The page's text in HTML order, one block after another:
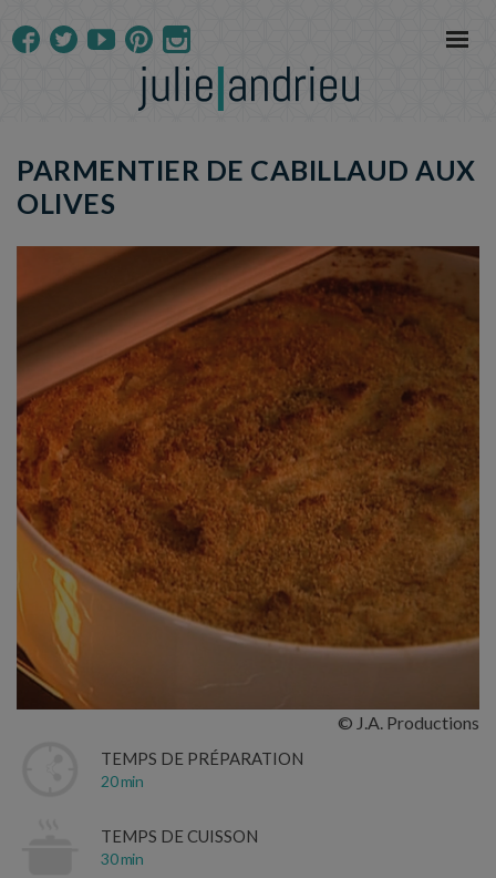
PARMENTIER DE CABILLAUD AUX
OLIVES
© J.A. Productions
TEMPS DE PRÉPARATION
20 min
TEMPS DE CUISSON
30 min